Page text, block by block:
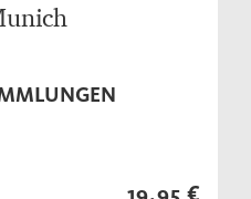
19,95 €